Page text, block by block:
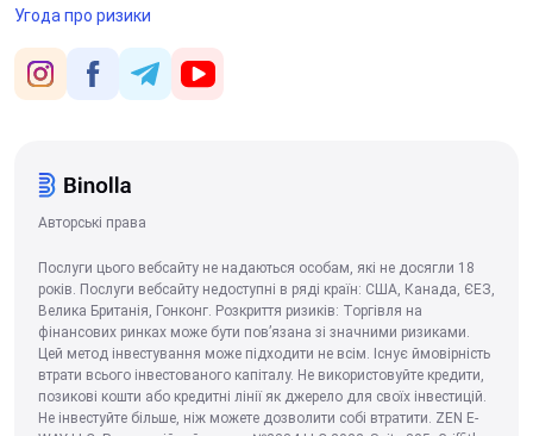
Угода про ризики
Авторські права
Послуги цього вебсайту не надаються особам, які не досягли 18
років. Послуги вебсайту недоступні в ряді країн: США, Канада, ЄЕЗ,
Велика Британія, Гонконг. Розкриття ризиків: Торгівля на
фінансових ринках може бути пов’язана зі значними ризиками.
Цей метод інвестування може підходити не всім. Існує ймовірність
втрати всього інвестованого капіталу. Не використовуйте кредити,
позикові кошти або кредитні лінії як джерело для своїх інвестицій.
Не інвестуйте більше, ніж можете дозволити собі втратити. ZEN E-